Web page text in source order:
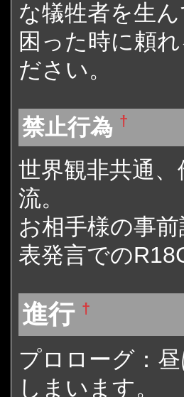
な犠牲者を生
困った時に頼
ださい。
禁止行為 †
世界観非共通
流。
お相手様の事
表発言での
進行 †
プロローグ：
しまいます。